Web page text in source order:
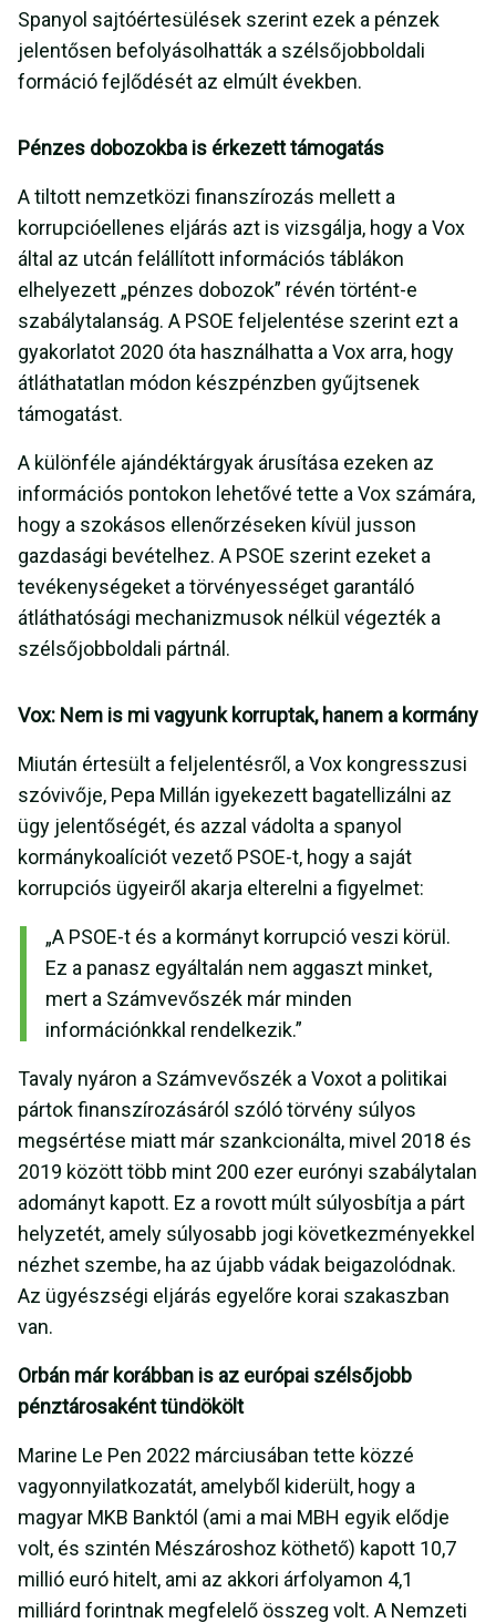
Spanyol sajtóértesülések szerint ezek a pénzek
jelentősen befolyásolhatták a szélsőjobboldali
formáció fejlődését az elmúlt években.
Pénzes dobozokba is érkezett támogatás
A tiltott nemzetközi finanszírozás mellett a
korrupcióellenes eljárás azt is vizsgálja, hogy a Vox
által az utcán felállított információs táblákon
elhelyezett „pénzes dobozok” révén történt-e
szabálytalanság. A PSOE feljelentése szerint ezt a
gyakorlatot 2020 óta használhatta a Vox arra, hogy
átláthatatlan módon készpénzben gyűjtsenek
támogatást.
A különféle ajándéktárgyak árusítása ezeken az
információs pontokon lehetővé tette a Vox számára,
hogy a szokásos ellenőrzéseken kívül jusson
gazdasági bevételhez. A PSOE szerint ezeket a
tevékenységeket a törvényességet garantáló
átláthatósági mechanizmusok nélkül végezték a
szélsőjobboldali pártnál.
Vox: Nem is mi vagyunk korruptak, hanem a kormány
Miután értesült a feljelentésről, a Vox kongresszusi
szóvivője, Pepa Millán igyekezett bagatellizálni az
ügy jelentőségét, és azzal vádolta a spanyol
kormánykoalíciót vezető PSOE-t, hogy a saját
korrupciós ügyeiről akarja elterelni a figyelmet:
„A PSOE-t és a kormányt korrupció veszi körül.
Ez a panasz egyáltalán nem aggaszt minket,
mert a Számvevőszék már minden
információnkkal rendelkezik.”
Tavaly nyáron a Számvevőszék a Voxot a politikai
pártok finanszírozásáról szóló törvény súlyos
megsértése miatt már szankcionálta, mivel 2018 és
2019 között több mint 200 ezer eurónyi szabálytalan
adományt kapott. Ez a rovott múlt súlyosbítja a párt
helyzetét, amely súlyosabb jogi következményekkel
nézhet szembe, ha az újabb vádak beigazolódnak.
Az ügyészségi eljárás egyelőre korai szakaszban
van.
Orbán már korábban is az európai szélsőjobb
pénztárosaként tündökölt
Marine Le Pen 2022 márciusában tette közzé
vagyonnyilatkozatát, amelyből kiderült, hogy a
magyar MKB Banktól (ami a mai MBH egyik elődje
volt, és szintén Mészároshoz köthető) kapott 10,7
millió euró hitelt, ami az akkori árfolyamon 4,1
milliárd forintnak megfelelő összeg volt. A Nemzeti